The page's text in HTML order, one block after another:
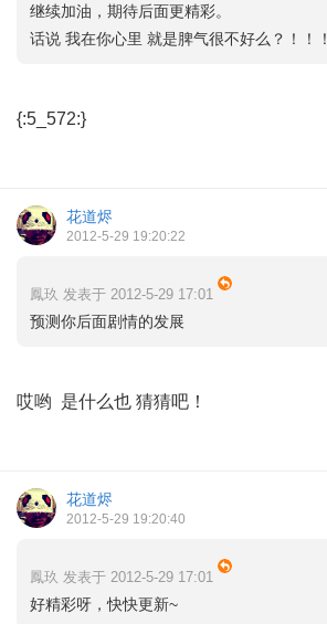
继续加油，期待后面更精彩。
话说 我在你心里 就是脾气很不好么？！！！
{:5_572:}
花道烬
2012-5-29 19:20:22
鳳玖 发表于 2012-5-29 17:01
预测你后面剧情的发展
哎哟 是什么也 猜猜吧！
花道烬
2012-5-29 19:20:40
鳳玖 发表于 2012-5-29 17:01
好精彩呀，快快更新~